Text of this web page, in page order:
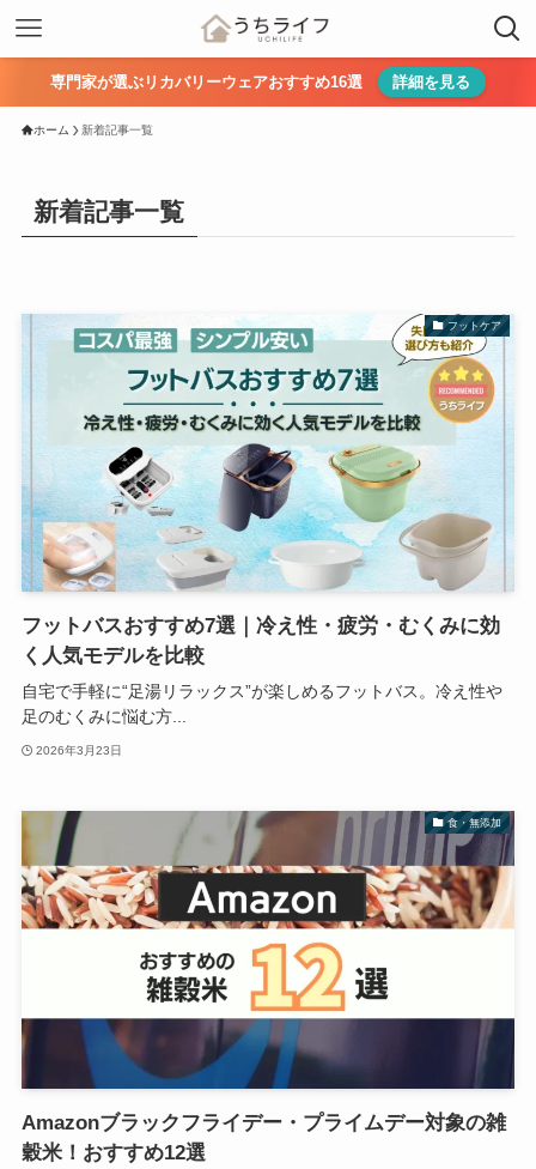
専門家が選ぶリカバリーウェアおすすめ16選 詳細を見る
ホーム 新着記事一覧
新着記事一覧
フットケア
フットバスおすすめ7選｜冷え性・疲労・むくみに効
く人気モデルを比較
自宅で手軽に“足湯リラックス”が楽しめるフットバス。冷え性や
足のむくみに悩む方...
2026年3月23日
食・無添加
Amazonブラックフライデー・プライムデー対象の雑
穀米！おすすめ12選